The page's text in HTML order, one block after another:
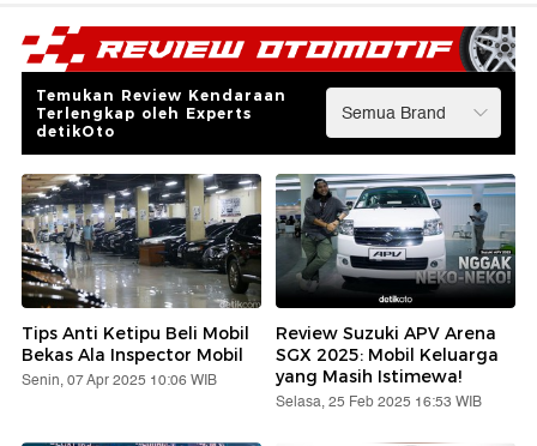
Temukan Review Kendaraan
Terlengkap oleh Experts
detikOto
Tips Anti Ketipu Beli Mobil
Bekas Ala Inspector Mobil
Senin, 07 Apr 2025 10:06 WIB
Review Suzuki APV Arena
SGX 2025: Mobil Keluarga
yang Masih Istimewa!
Selasa, 25 Feb 2025 16:53 WIB